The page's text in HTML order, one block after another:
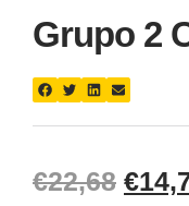
Grupo 2
€22,68 €